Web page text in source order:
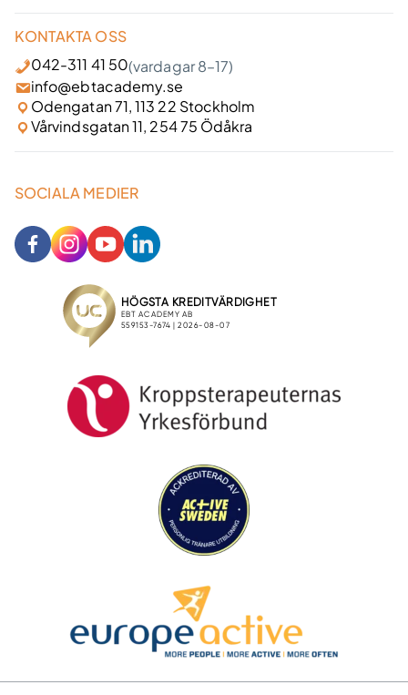
KONTAKTA OSS
042-311 41 50(vardagar 8–17)
info@ebtacademy.se
Odengatan 71, 113 22 Stockholm
Vårvindsgatan 11, 254 75 Ödåkra
SOCIALA MEDIER